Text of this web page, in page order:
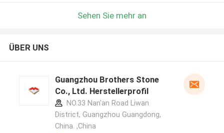
Sehen Sie mehr an
ÜBER UNS
Guangzhou Brothers Stone
Co., Ltd. Herstellerprofil
NO.33 Nan'an Road Liwan
District, Guangzhou Guangdong,
China. ,China